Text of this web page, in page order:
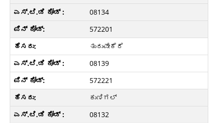
08134
572201
ತುರುವೇಕೆರೆ
08139
572221
ಕುಣಿಗಲ್
08132